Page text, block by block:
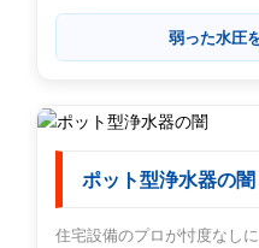
弱った水圧
ポット型浄水器の闇
住宅設備のプロが忖度なし